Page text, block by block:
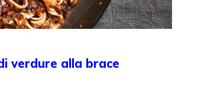
verdure alla brace